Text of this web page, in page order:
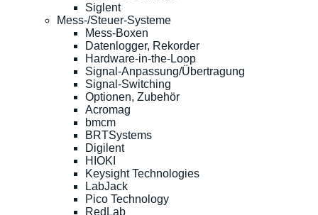
Siglent
Mess-/Steuer-Systeme
Mess-Boxen
Datenlogger, Rekorder
Hardware-in-the-Loop
Signal-Anpassung/Übertragung
Signal-Switching
Optionen, Zubehör
Acromag
bmcm
BRTSystems
Digilent
HIOKI
Keysight Technologies
LabJack
Pico Technology
RedLab